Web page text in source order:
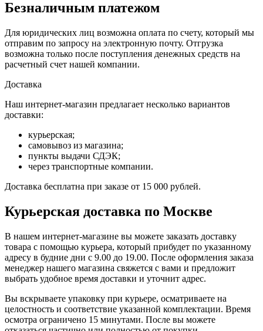
Безналичным платежом
Для юридических лиц возможна оплата по счету, который мы
отправим по запросу на электронную почту. Отгрузка
возможна только после поступления денежных средств на
расчетный счет нашей компании.
Доставка
Наш интернет-магазин предлагает несколько вариантов
доставки:
курьерская;
самовывоз из магазина;
пункты выдачи СДЭК;
через транспортные компании.
Доставка бесплатна при заказе от 15 000 рублей.
Курьерская доставка по Москве
В нашем интернет-магазине вы можете заказать доставку
товара с помощью курьера, который прибудет по указанному
адресу в будние дни с 9.00 до 19.00. После оформления заказа
менеджер нашего магазина свяжется с вами и предложит
выбрать удобное время доставки и уточнит адрес.
Вы вскрываете упаковку при курьере, осматриваете на
целостность и соответствие указанной комплектации. Время
осмотра ограничено 15 минутами. После вы можете